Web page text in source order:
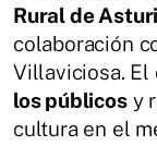
Rural de
colaboración
Villaviciosa. El
los públicosy
cultura en el